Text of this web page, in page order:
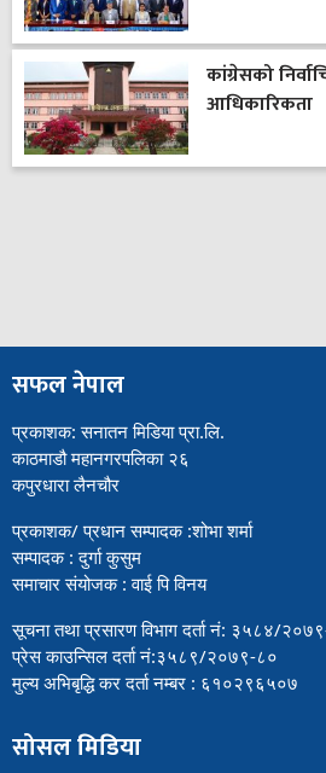
कांग्रेसको
आधिकारिकता
सफल नेपाल
प्रकाशक: सनातन मिडिया प्रा.लि.
काठमाडौ महानगरपलिका २६
कपुरधारा लैनचौर
प्रकाशक/ प्रधान सम्पादक :शोभा शर्मा
सम्पादक : दुर्गा कुसुम
समाचार संयोजक : वाई पि विनय
सूचना तथा प्रसारण विभाग दर्ता नं: ३५८४/
प्रेस काउन्सिल दर्ता नं:३५८९/२०७९-८०
मुल्य अभिबृद्धि कर दर्ता नम्बर : ६१०२९६५०७
सोसल मिडिया